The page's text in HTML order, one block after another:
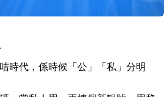
時代，係時候「公」「私」分明